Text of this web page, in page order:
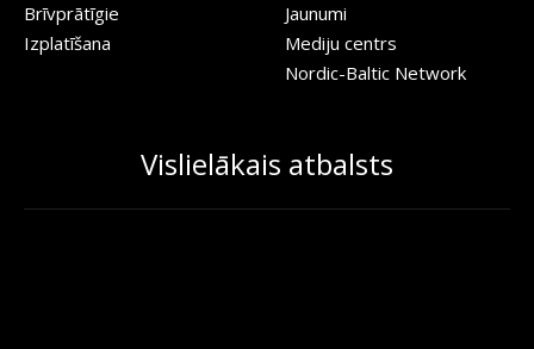
Brīvprātīgie
Izplatīšana
Jaunumi
Mediju centrs
Nordic-Baltic Network
Vislielākais atbalsts